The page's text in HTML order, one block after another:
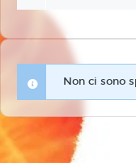
Non ci sono